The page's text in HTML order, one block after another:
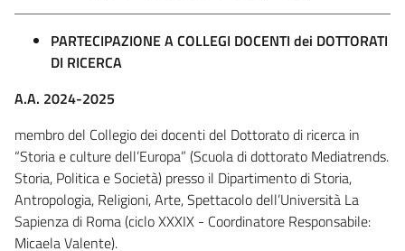
PARTECIPAZIONE A COLLEGI DOCENTI dei DOTTORATI
DI RICERCA
A.A. 2024-2025
membro del Collegio dei docenti del Dottorato di ricerca in
“Storia e culture dell’Europa” (Scuola di dottorato Mediatrends.
Storia, Politica e Società) presso il Dipartimento di Storia,
Antropologia, Religioni, Arte, Spettacolo dell’Università La
Sapienza di Roma (ciclo XXXIX - Coordinatore Responsabile:
Micaela Valente).